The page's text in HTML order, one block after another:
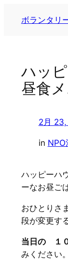
ボランタリ
ハッ
昼食
2月 23,
in NPO
ハッピーハ
ーなお昼ご
おひとり
段が変更す
当日の １
みください。